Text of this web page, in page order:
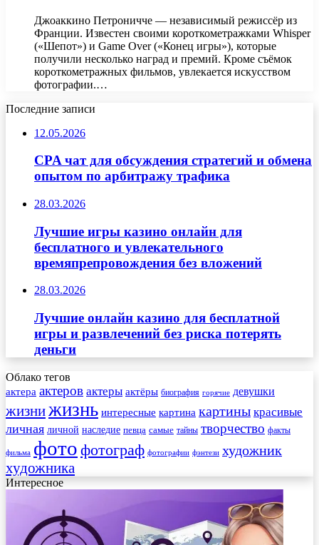
Джоаккино Петроничче — независимый режиссёр из
Франции. Известен своими короткометражками Whisper
(«Шепот») и Game Over («Конец игры»), которые
получили несколько наград и премий. Кроме съёмок
короткометражных фильмов, увлекается искусством
фотографии.…
Последние записи
12.05.2026
CPA чат для обсуждения стратегий и обмена
опытом по арбитражу трафика
28.03.2026
Лучшие игры казино онлайн для
бесплатного и увлекательного
времяпрепровождения без вложений
28.03.2026
Лучшие онлайн казино для бесплатной
игры и развлечений без риска потерять
деньги
Облако тегов
актера актеров актеры актёры биография горячие девушки
жизнижизнь интересные картина картины красивые
личная личной наследие певца самые тайны творчество факты
фильма фото фотограф фотографии фэнтези художник
художника
Интересное